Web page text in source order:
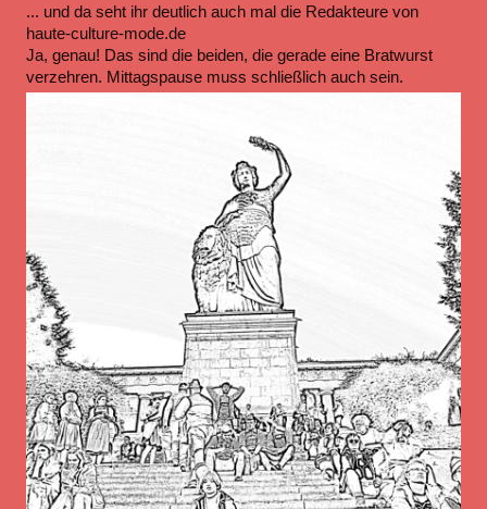
... und da seht ihr deutlich auch mal die Redakteure von
haute-culture-mode.de
Ja, genau! Das sind die beiden, die gerade eine Bratwurst
verzehren. Mittagspause muss schließlich auch sein.